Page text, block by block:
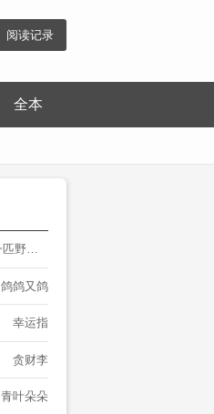
阅读记录
全本
一匹野马汪汪汪
鸽鸽又鸽
幸运指
贪财李
青叶朵朵